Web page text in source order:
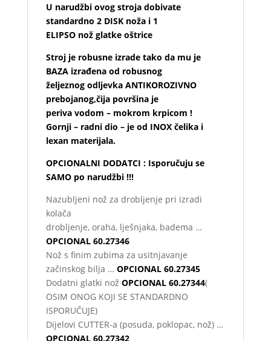
U narudžbi ovog stroja dobivate
standardno 2 DISK noža i 1
ELIPSO nož glatke oštrice
Stroj je robusne izrade tako da mu je
BAZA izrađena od robusnog
željeznog odljevka ANTIKOROZIVNO
prebojanog,čija površina je
periva vodom – mokrom krpicom !
Gornji – radni dio – je od INOX čelika i
lexan materijala.
OPCIONALNI DODATCI : Isporučuju se
SAMO po narudžbi !!!
Nazubljeni nož za drobljenje pri izradi
kolača
drobljenje, oraha, lješnjaka, badema …
OPCIONAL 60.27346
Nož s finim zubima za usitnjavanje
začinskog bilja … OPCIONAL 60.27345
Dodatni glatki nož OPCIONAL 60.27344(
OSIM ONOG KOJI SE STANDARDNO
ISPORUČUJE)
Dijelovi CUTTER-a (posuda, poklopac, nož) …
OPCIONAL 60.27342